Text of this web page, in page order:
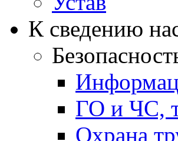
К сведению
ГО и ЧС,
Охрана